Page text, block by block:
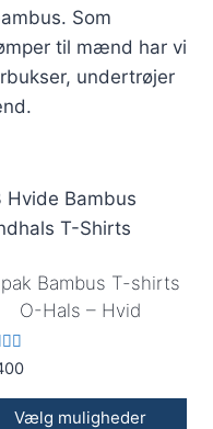
Som
til mænd har vi
undertrøjer
Bambus T-shirts
O-Hals – Hvid
5
Vælg muligheder